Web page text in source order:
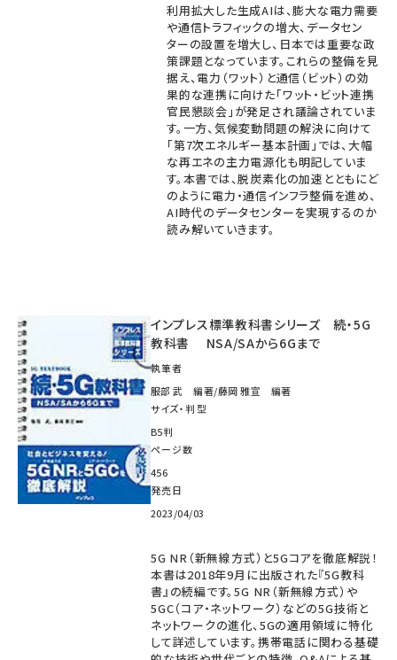
利用拡大した生成AIは、膨大な電力需要
や通信トラフィックの増大、データセン
ターの設置を増大し、日本では重要な政
策課題となっています。これらの整備を見
据え、電力（ワット）と通信（ビット）の効
果的な連携に向けた「ワット・ビット連携
官民懇談会」が発足され議論されていま
す。一方、気候変動問題の解決に向けて
「第7次エネルギー基本計画」では、大幅
な再エネの主力電源化も明記していま
す。本書では、脱炭素化の加速とともにど
のように電力・通信インフラ整備を進め、
AI時代のデータセンターを実現するのか
読み解いていきます。
インプレス標準教科書シリーズ 続・5G
教科書 NSA/SAから6Gまで
執筆者
服部 武 編著/藤岡 雅宣 編著
サイズ・判型
B5判
ページ数
456
発売日
2023/04/03
5G NR（新無線方式）と5Gコアを徹底解説！
本書は2018年9月に出版された『5G教科
書』の続編です。5G NR（新無線方式）や
5GC（コア・ネットワーク）などの5G技術と
ネットワークの進化、5Gの適用領域に特化
して詳述しています。携帯電話に関わる基礎